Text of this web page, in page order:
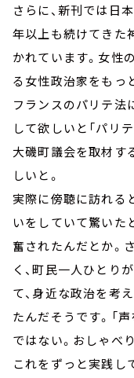
さらに、新刊では日
年以上も続けてきた
かれています。女性
る女性政治家をもっ
フランスのパリテ法
して欲しいと「パリ
大磯町議会を取材す
しいと。
実際に傍聴に訪れる
いをしていて驚いた
奮されたんだとか。
く、町民一人ひとり
て、身近な政治を考
たんだそうです。「
ではない。おしゃべ
これをずっと実践し